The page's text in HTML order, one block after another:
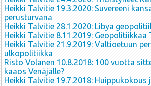
Heikki Talvitie 19.3.2020: Suvereeni
perusturvana
Heikki Talvitie 28.1.2020: Libya
Heikki Talvitie 8.11.2019:
Heikki Talvitie 21.9.2019: Valtioetuun
ulkopolitiikka
Risto Volanen 10.8.2018: 100 vuotta
kaaos Venäjälle?
Heikki Talvitie 19.7.2018: